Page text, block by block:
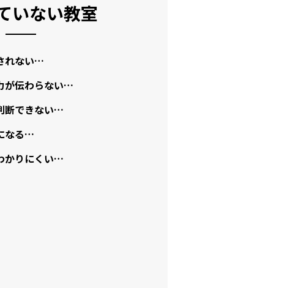
いない教室
れない…
が伝わらない…
断できない…
なる…
かりにくい…